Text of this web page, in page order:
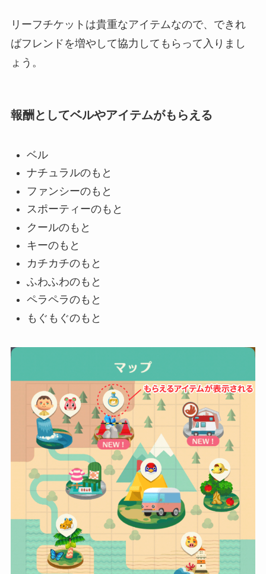
リーフチケットは貴重なアイテムなので、できれ
ばフレンドを増やして協力してもらって入りまし
ょう。
報酬としてベルやアイテムがもらえる
ベル
ナチュラルのもと
ファンシーのもと
スポーティーのもと
クールのもと
キーのもと
カチカチのもと
ふわふわのもと
ペラペラのもと
もぐもぐのもと